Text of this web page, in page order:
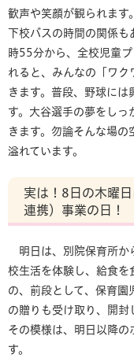
歓声や笑顔が観られます。
下校バスの時間の関係
時55分から、全校児童
れると、みんなの「ワク
きます。普段、野球には
す。大谷選手の夢をしっ
きます。勿論そんな場
溢れています。
実は！8日の木曜
連携）事業の日！
明日は、別院保育所か
校生活を体験し、給食を
の、前段として、保育園
の贈りも受け取り、開封
その模様は、明日以降の
す。